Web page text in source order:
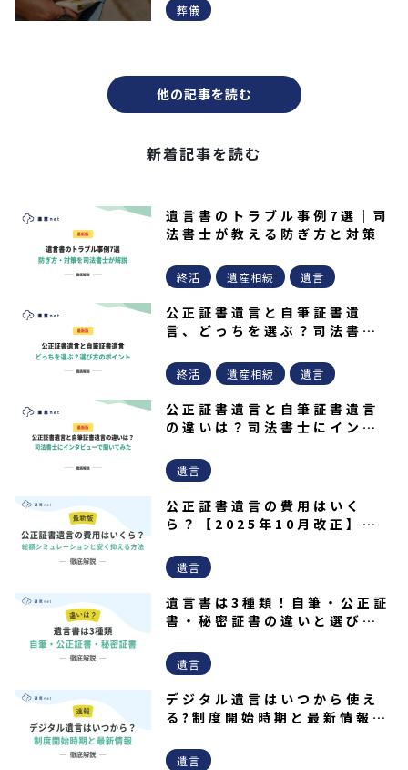
葬儀
他の記事を読む
新着記事を読む
遺言書のトラブル事例7選｜司
法書士が教える防ぎ方と対策
終活 遺産相続 遺言
公正証書遺言と自筆証書遺
言、どっちを選ぶ？司法書士
終活 遺産相続 遺言
公正証書遺言と自筆証書遺言
の違いは？司法書士にインタ
遺言
公正証書遺言の費用はいく
ら？【2025年10月改正】総
える方法
遺言
遺言書は3種類！自筆・公正証
書・秘密証書の違いと選び方
遺言
デジタル遺言はいつから使え
る?制度開始時期と最新情報を
遺言